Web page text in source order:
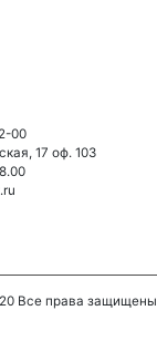
00
17 оф. 103
Все права защищены